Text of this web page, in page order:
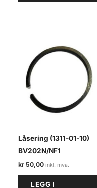
Låsering (1311-01-10)
BV202N/NF1
kr 50,00
LEGG I